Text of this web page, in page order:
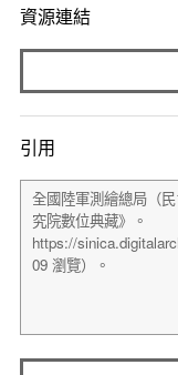
資源連結
引用